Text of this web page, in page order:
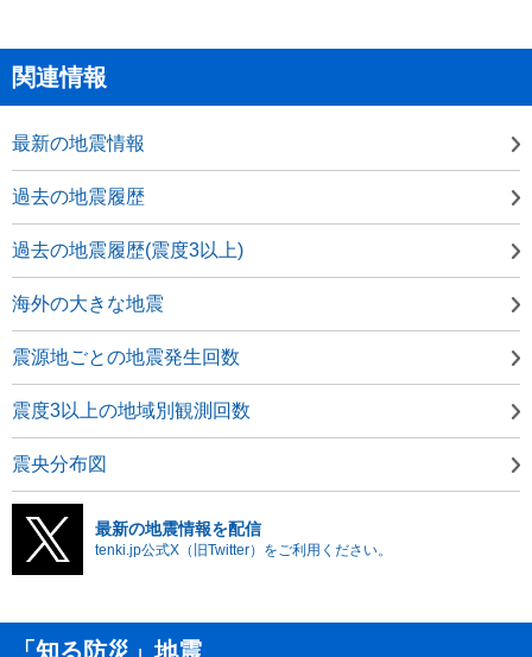
関連情報
最新の地震情報
過去の地震履歴
過去の地震履歴(震度3以上)
海外の大きな地震
震源地ごとの地震発生回数
震度3以上の地域別観測回数
震央分布図
最新の地震情報を配信
tenki.jp公式X（旧Twitter）をご利用ください。
「知る防災」地震